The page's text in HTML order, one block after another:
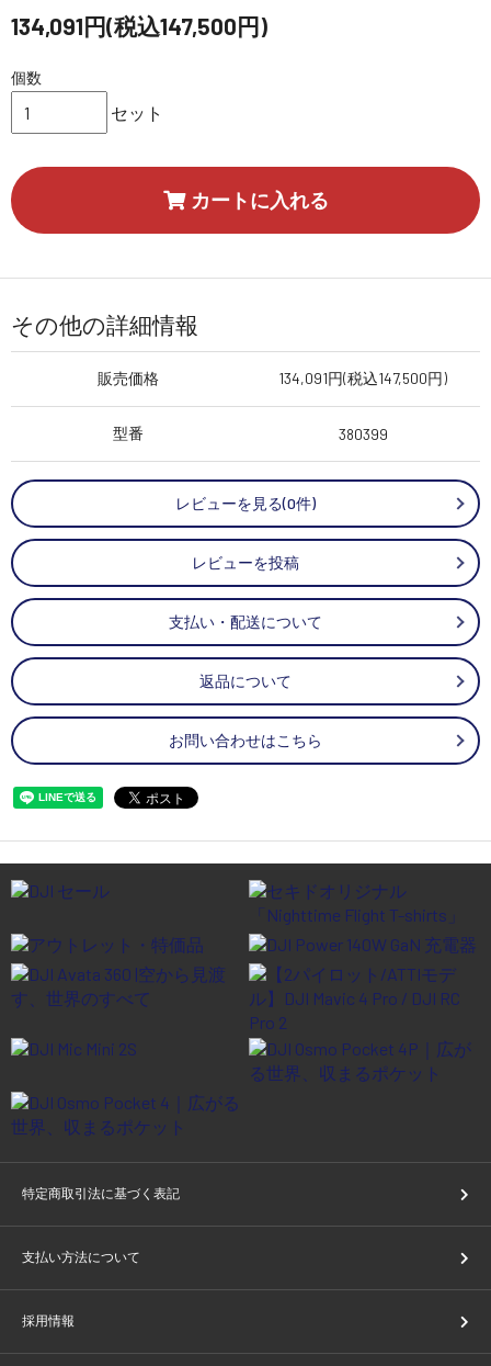
134,091円(税込147,500円)
個数
セット
カートに入れる
その他の詳細情報
販売価格 134,091円(税込147,500円)
型番 380399
レビューを見る(0件)
レビューを投稿
支払い・配送について
返品について
お問い合わせはこちら
特定商取引法に基づく表記
支払い方法について
採用情報